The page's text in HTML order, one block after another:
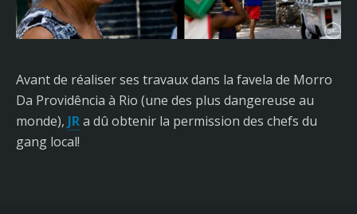
Avant de réaliser ses travaux dans la favela de Morro
Da Providência à Rio (une des plus dangereuse au
monde), JRa dû obtenir la permission des chefs du
gang local!